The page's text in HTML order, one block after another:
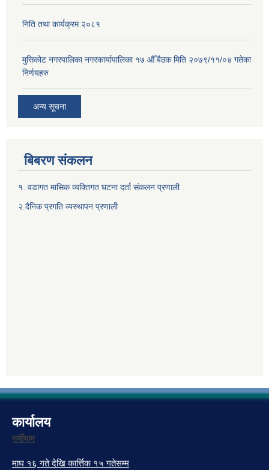
निति तथा कार्यक्रम २०८१
मुसिकोट नगरपालिका नगरकार्यापालिका १७ औँ बैठक मिति २०७९/११/०४ गतेका
निर्णयहरु
अन्य सूचना
बिबरण संकलन
१. वडागत मासिक व्यक्तिगत घटना दर्ता संकलन प्रणाली
२.दैनिक प्रगति व्यस्थापन प्रणाली
कार्यालय
गर्मीयाम
माघ १६ गते देखि कार्त्तिक १५ गतेसम्म